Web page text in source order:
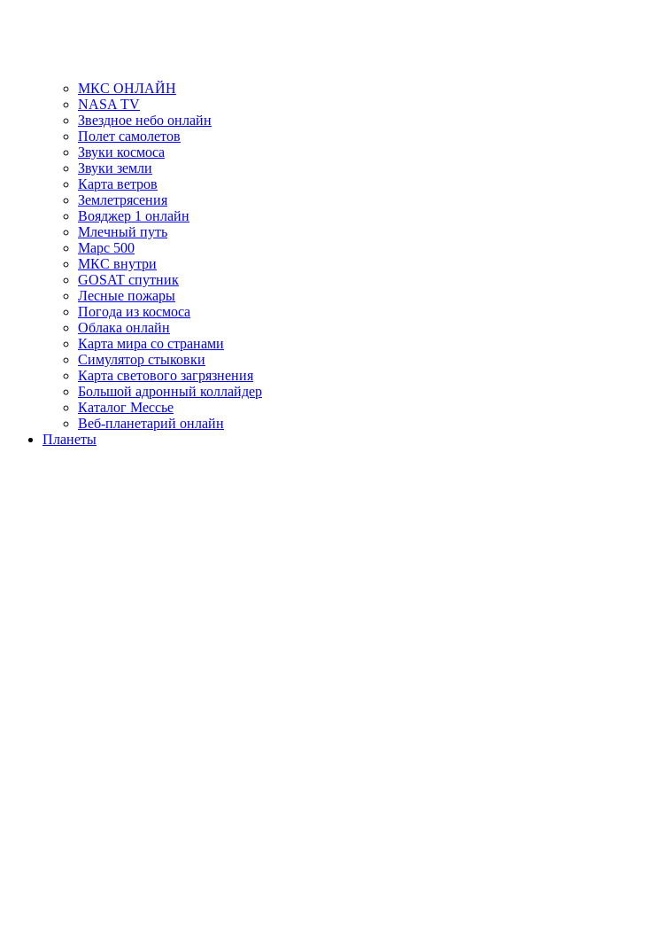
МКС ОНЛАЙН
NASA TV
Звездное небо онлайн
Полет самолетов
Звуки космоса
Звуки земли
Карта ветров
Землетрясения
Вояджер 1 онлайн
Млечный путь
Марс 500
МКС внутри
GOSAT спутник
Лесные пожары
Погода из космоса
Облака онлайн
Карта мира со странами
Симулятор стыковки
Карта светового загрязнения
Большой адронный коллайдер
Каталог Мессье
Веб-планетарий онлайн
Планеты